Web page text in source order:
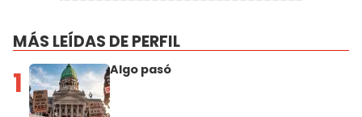
MÁS LEÍDAS DE PERFIL
1 Algo pasó